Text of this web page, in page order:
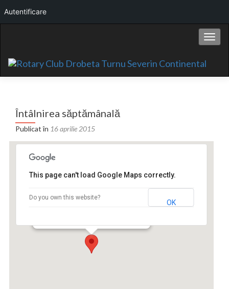
Întâlnirea săptămânală
Publicat în 16 aprilie 2015
This page can't load Google Maps correctly.
Do you own this website?
OK
Autentificare